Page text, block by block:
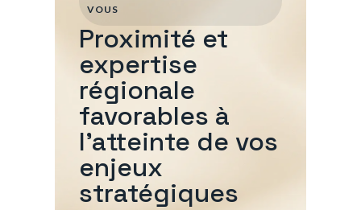
VOUS
Proximité et
expertise
régionale
favorables à
l'atteinte de vos
enjeux
stratégiques